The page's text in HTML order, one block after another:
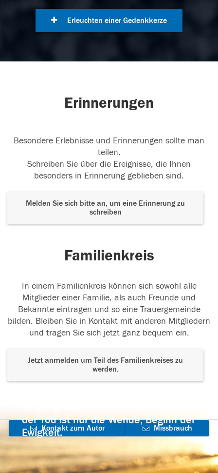
Erleuchten einer Gedenkkerze
Erinnerungen
Besondere Erlebnisse und Erinnerungen sollte man
teilen.
Schreiben Sie über die Ereignisse, die Ihnen
besonders in Erinnerung geblieben sind.
Melden Sie sich bitte an, um eine Erinnerung zu
schreiben
Familienkreis
In einem Familienkreis können sich sowohl alle
Mitglieder einer Familie, als auch Freunde und
Bekannte eintragen und so eine Trauergemeinde
bilden. Bleiben Sie in Kontakt mit anderen Mitgliedern
und tragen Sie sich jetzt ganz bequem ein.
Jetzt anmelden um Teil des Familienkreises zu
werden.
der Tod ist nur die Wende, Beginn der
Ewigkeit.
Kontakt zum Autor
aufnehmen
Missbrauch